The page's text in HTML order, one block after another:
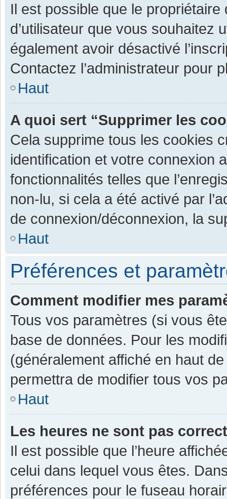
Il est possible que le
d’utilisateur que vous souhaitez
également avoir désactivé
Contactez l’administrateur pour
Haut
A quoi sert “Supprimer les
Cela supprime tous les cookies
identification et votre connexion
fonctionnalités telles que
non-lu, si cela a été activé par
de connexion/déconnexion, la
Haut
Préférences et
Comment modifier mes
Tous vos paramètres (si vous
base de données. Pour les
(généralement affiché en haut
permettra de modifier tous vos
Haut
Les heures ne sont pas
Il est possible que l’heure
celui dans lequel vous êtes.
préférences pour le fuseau